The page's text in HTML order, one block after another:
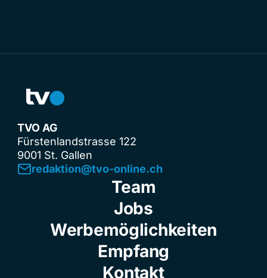
TVO AG
Fürstenlandstrasse 122
9001 St. Gallen
redaktion@tvo-online.ch
Team
Jobs
Werbemöglichkeiten
Empfang
Kontakt